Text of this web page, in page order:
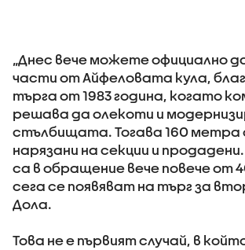
„Днес вече можете официално
части от Айфеловата кула,
търга от 1983 година, когато
решава да олекоти и
стълбищата. Тогава 160 метра
нарязани на секции и
са в обращение вече повече от
сега се появяват на търг за
Дола.
Това не е първият случай, в